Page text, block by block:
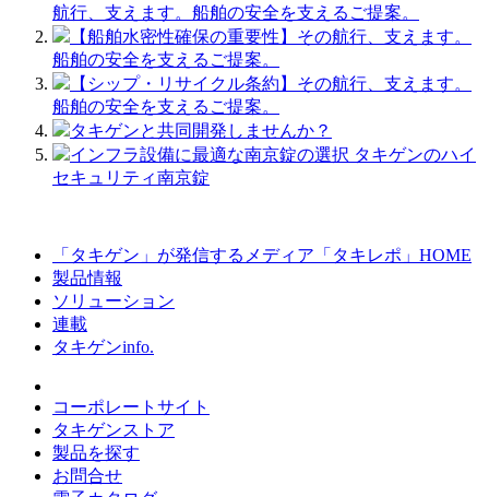
航行、支えます。船舶の安全を支えるご提案。
【船舶水密性確保の重要性】その航行、支えます。
船舶の安全を支えるご提案。
【シップ・リサイクル条約】その航行、支えます。
船舶の安全を支えるご提案。
タキゲンと共同開発しませんか？
インフラ設備に最適な南京錠の選択 タキゲンのハイ
セキュリティ南京錠
「タキゲン」が発信するメディア「タキレポ」HOME
製品情報
ソリューション
連載
タキゲンinfo.
コーポレートサイト
タキゲンストア
製品を探す
お問合せ